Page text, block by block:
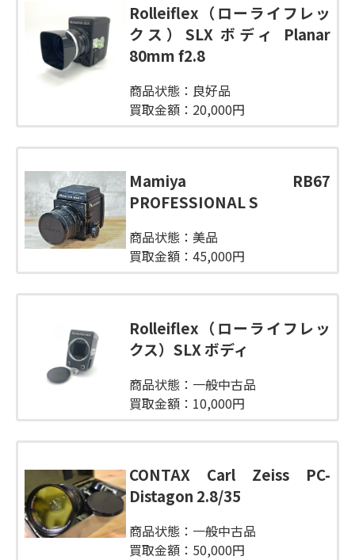
Rolleiflex（ローライフレッ
クス）SLX ボディ Planar
80mm f2.8
商品状態：良好品
買取金額：20,000円
Mamiya RB67
PROFESSIONAL S
商品状態：美品
買取金額：45,000円
Rolleiflex（ローライフレッ
クス）SLX ボディ
商品状態：一般中古品
買取金額：10,000円
CONTAX Carl Zeiss PC-
Distagon 2.8/35
商品状態：一般中古品
買取金額：50,000円